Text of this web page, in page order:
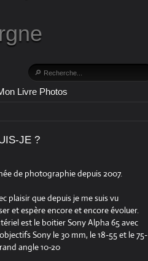
Livre Photos
JE ?
de photographie depuis 2007.
plaisir que depuis je me suis vu
et espère encore et encore évoluer.
est le boitier Sony Alpha 65 avec
Sony le 30 mm, le 18-55 et le 75-
angle 10-20